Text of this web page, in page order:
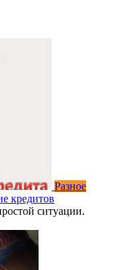
Разное
кредитов
ситуации.